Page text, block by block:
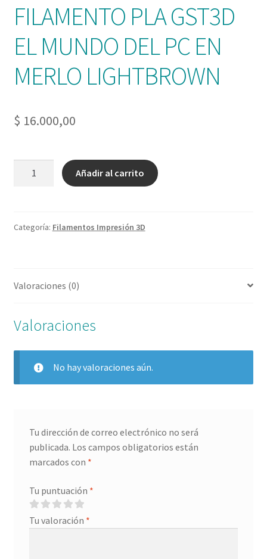
FILAMENTO PLA GST3D
EL MUNDO DEL PC EN
MERLO LIGHTBROWN
$ 16.000,00
FILAMENTO
MUNDO
MERLO
Añadir al carrito
Categoría: Filamentos Impresión 3D
Valoraciones (0)
Valoraciones
No hay valoraciones aún.
Tu dirección de correo electrónico no será
publicada. Los campos obligatorios están
marcados con *
Tu puntuación *
Tu valoración *